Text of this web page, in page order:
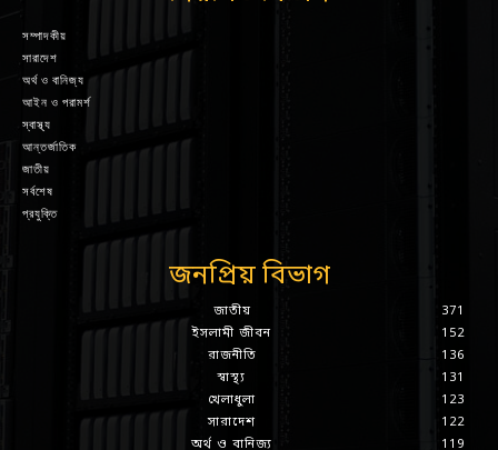
সম্পাদকীয়
সারাদেশ
অর্থ ও বানিজ্য
আইন ও পরামর্শ
স্বাস্থ্য
আন্তর্জাতিক
জাতীয়
সর্বশেষ
প্রযুক্তি
জনপ্রিয় বিভাগ
জাতীয়
371
ইসলামী জীবন
152
রাজনীতি
136
স্বাস্থ্য
131
খেলাধুলা
123
সারাদেশ
122
অর্থ ও বানিজ্য
119